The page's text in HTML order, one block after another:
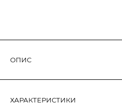
ОПИС
склом від виробника Elm
освітлювальних приладах з
ХАРАКТЕРИСТИКИ